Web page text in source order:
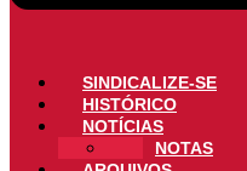
SINDICALIZE-SE
HISTÓRICO
NOTÍCIAS
NOTAS